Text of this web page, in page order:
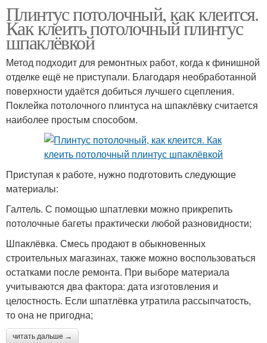
Плинтус потолочный, как клеится.
Как клеить потолочный плинтус
шпаклёвкой
Метод подходит для ремонтных работ, когда к финишной
отделке ещё не приступали. Благодаря необработанной
поверхности удаётся добиться лучшего сцепления.
Поклейка потолочного плинтуса на шпаклёвку считается
наиболее простым способом.
Приступая к работе, нужно подготовить следующие
материалы:
Галтель. С помощью шпатлевки можно прикрепить
потолочные багеты практически любой разновидности;
Шпаклёвка. Смесь продают в обыкновенных
строительных магазинах, также можно воспользоваться
остатками после ремонта. При выборе материала
учитываются два фактора: дата изготовления и
целостность. Если шпатлёвка утратила рассыпчатость,
то она не пригодна;
читать дальше →